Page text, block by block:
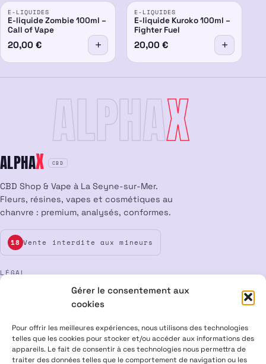
Gérer le consentement aux
cookies
Pour offrir les meilleures expériences, nous utilisons des technologies
telles que les cookies pour stocker et/ou accéder aux informations des
appareils. Le fait de consentir à ces technologies nous permettra de
traiter des données telles que le comportement de navigation ou les
E-LIQUIDES
E-liquide Zombie 100ml –
Call of Vape
20,00 €
E-LIQUIDES
E-liquide Kuroko 100ml –
Fighter Fuel
20,00 €
ALPHAX
ALPHAX CBD
CBD Shop & Vape à La Seyne-sur-Mer.
Fleurs, résines, vapes et cosmétiques au
chanvre : premium, analysés, conformes.
18 Vente interdite aux mineurs
LÉGAL
CGV Confidentialité
Cookies
ALPHA X CBD Shop © 2026 · Tous droits réservés